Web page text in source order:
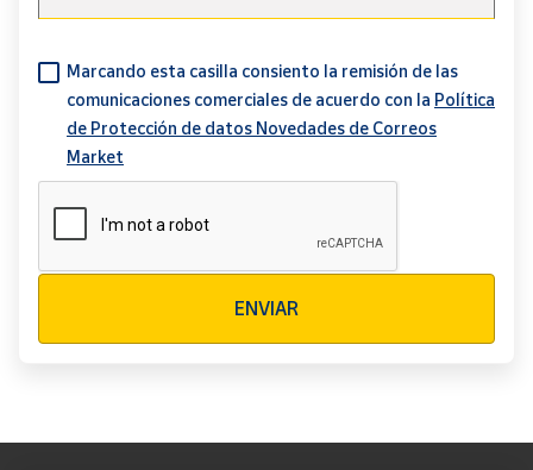
Marcando esta casilla consiento la remisión de las
comunicaciones comerciales de acuerdo con la Política
de Protección de datos Novedades de Correos
Market
ENVIAR